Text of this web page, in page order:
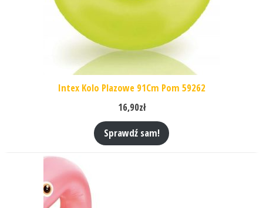
Intex Kolo Plazowe 91Cm Pom 59262
16,90zł
Sprawdź sam!